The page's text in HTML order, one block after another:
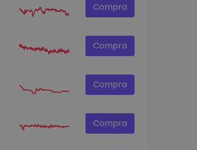
Compra
Compra
Compra
Compra